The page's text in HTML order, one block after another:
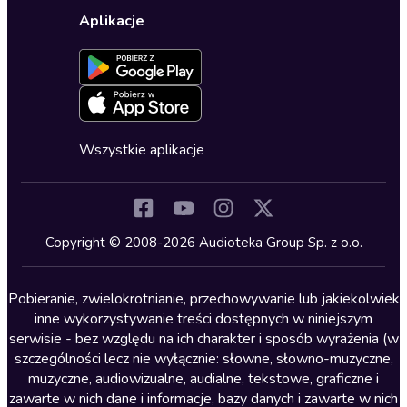
Dla młodzieży
Kryminały
Lektury szkolne
Literatura anglojęzyczna
Literatura faktu
Literatura obyczajowa
Literatura piękna obca
Ustawienia prywatności
Formularz zgłaszania nielegalnych treści
Deklaracja dostępności
Oferta dla firm i bibliotek
Dołącz do newslettera
Blog
Zapowiedzi
Cykle audiobooków
Aplikacje
Wszystkie aplikacje
Copyright © 2008-2026 Audioteka Group Sp. z o.o.
Pobieranie, zwielokrotnianie, przechowywanie lub jakiekolwiek
inne wykorzystywanie treści dostępnych w niniejszym
serwisie - bez względu na ich charakter i sposób wyrażenia (w
szczególności lecz nie wyłącznie: słowne, słowno-muzyczne,
muzyczne, audiowizualne, audialne, tekstowe, graficzne i
zawarte w nich dane i informacje, bazy danych i zawarte w nich